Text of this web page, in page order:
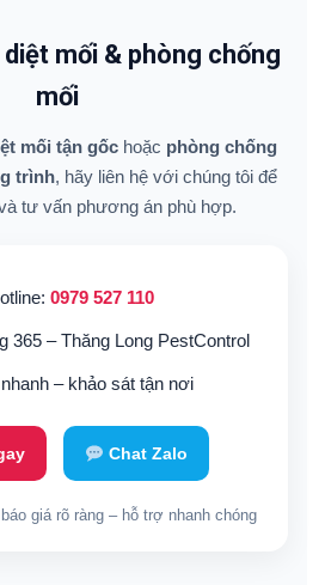
mối & phòng chống
mối
mối tận gốc hoặc phòng chống
trình, hãy liên hệ với chúng tôi để
tư vấn phương án phù hợp.
0979 527 110
365 – Thăng Long PestControl
– khảo sát tận nơi
Chat Zalo
giá rõ ràng – hỗ trợ nhanh chóng